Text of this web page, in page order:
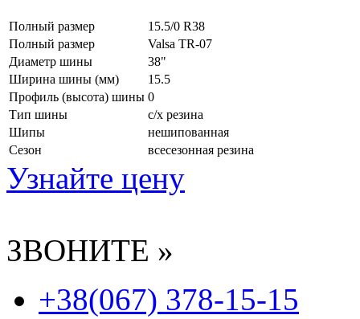
Полный размер
15.5/0 R38
Полный размер
Valsa TR-07
Диаметр шины
38"
Ширина шины (мм)
15.5
Профиль (высота) шины 0
Тип шины
с/х резина
Шипы
нешипованная
Сезон
всесезонная резина
Узнайте цену
ЗВОНИТЕ »
+38(067) 378-15-15